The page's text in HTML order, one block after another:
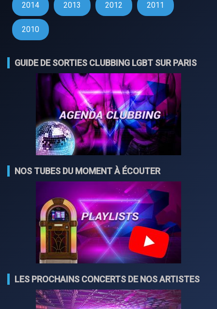
2014 2013 2012 2011
2010
GUIDE DE SORTIES CLUBBING LGBT SUR PARIS
NOS TUBES DU MOMENT À ÉCOUTER
LES PROCHAINS CONCERTS DE NOS ARTISTES